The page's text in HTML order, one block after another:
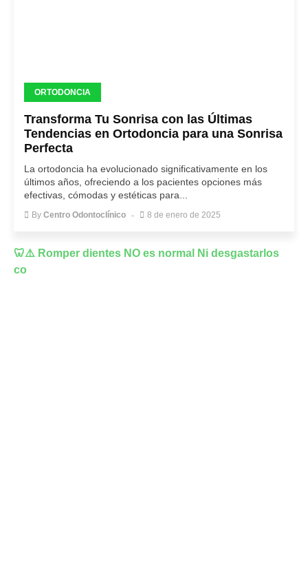
ORTODONCIA
Transforma Tu Sonrisa con las Últimas
Tendencias en Ortodoncia para una Sonrisa
Perfecta
La ortodoncia ha evolucionado significativamente en los
últimos años, ofreciendo a los pacientes opciones más
efectivas, cómodas y estéticas para...
By Centro Odontoclínico 8 de enero de 2025
🦷⚠️ Romper dientes NO es normal Ni desgastarlos
co